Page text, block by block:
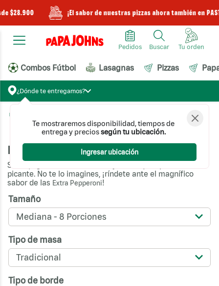
$28.900 ¡El sabor de nuestras pizzas ahora también en
Pedidos Buscar
Combos Fútbol Lasagnas Pizzas
¿Dónde te entregamos?
Te mostraremos disponibilidad, tiempos de
entrega y preciossegún tu ubicación.
Ingresar ubicación
Extra Pepperoni
Extra Pepperoni
Suave, ligeramente ahumado y con toques precisos de
picante. No te lo imagines, ¡ríndete ante el magnífico
sabor de las Extra Pepperoni!
Tamaño
Mediana - 8 Porciones
Tipo de masa
Tradicional
Tipo de borde